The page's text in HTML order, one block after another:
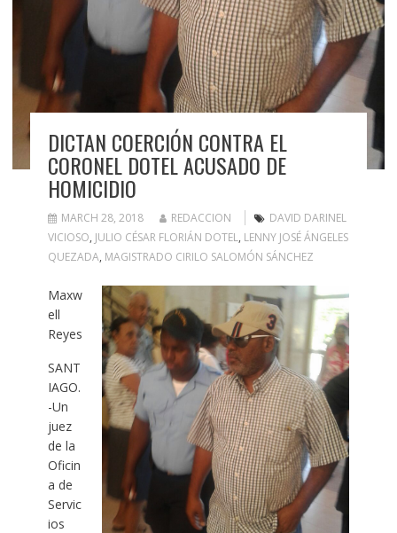
DICTAN COERCIÓN CONTRA EL
CORONEL DOTEL ACUSADO DE
HOMICIDIO
MARCH 28, 2018 REDACCION
DAVID DARINEL
VICIOSO, JULIO CÉSAR FLORIÁN DOTEL, LENNY JOSÉ ÁNGELES
QUEZADA, MAGISTRADO CIRILO SALOMÓN SÁNCHEZ
Maxw
ell
Reyes
SANT
IAGO.
-Un
juez
de la
Oficin
a de
Servic
ios